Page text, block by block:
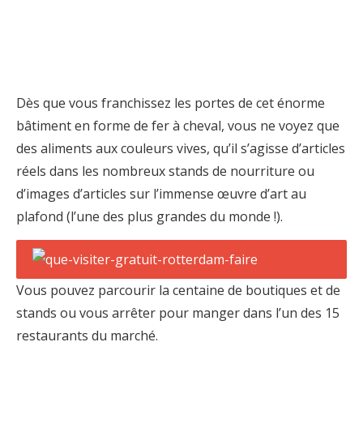
Dès que vous franchissez les portes de cet énorme
bâtiment en forme de fer à cheval, vous ne voyez que
des aliments aux couleurs vives, qu’il s’agisse d’articles
réels dans les nombreux stands de nourriture ou
d’images d’articles sur l’immense œuvre d’art au
plafond (l’une des plus grandes du monde !).
Vous pouvez parcourir la centaine de boutiques et de
stands ou vous arrêter pour manger dans l’un des 15
restaurants du marché.